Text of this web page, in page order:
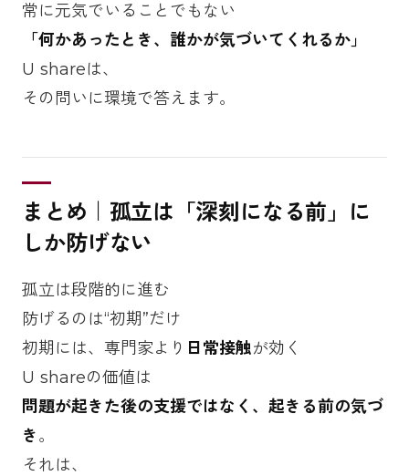
常に元気でいることでもない
「何かあったとき、誰かが気づいてくれるか」
U shareは、
その問いに環境で答えます。
まとめ｜孤立は「深刻になる前」に
しか防げない
孤立は段階的に進む
防げるのは“初期”だけ
初期には、専門家より 日常接触が効く
U shareの価値は
問題が起きた後の支援ではなく、起きる前の気づ
き。
それは、